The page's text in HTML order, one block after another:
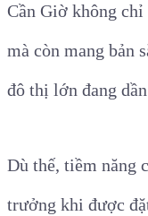
Cần Giờ không
mà còn mang bản
đô thị lớn đang
Dù thế, tiềm năng
trưởng khi được